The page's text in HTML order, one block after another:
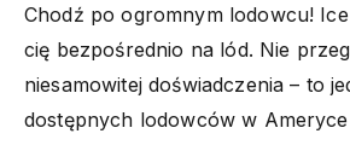
Chodź po ogromnym lodowcu!
cię bezpośrednio na lód. Nie
niesamowitej doświadczenia – to
dostępnych lodowców w Ameryce